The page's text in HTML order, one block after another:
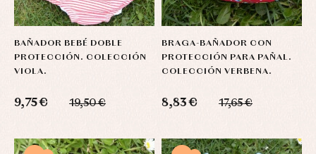
BAÑADOR BEBÉ DOBLE
PROTECCIÓN. COLECCIÓN
VIOLA.
9,75 € 19,50 €
BRAGA-BAÑADOR CON
PROTECCIÓN PARA PAÑAL.
COLECCIÓN VERBENA.
8,83 € 17,65 €